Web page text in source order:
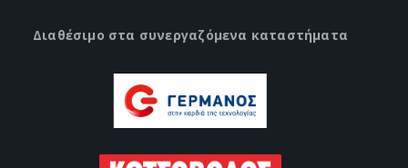
Διαθέσιμο στα συνεργαζόμενα καταστήματα